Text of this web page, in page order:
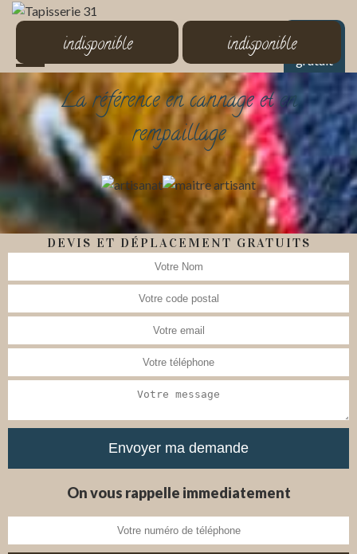
Devis
gratuit
indisponible indisponible
La référence en cannage et en
rempaillage
DEVIS ET DÉPLACEMENT GRATUITS
On vous rappelle immediatement